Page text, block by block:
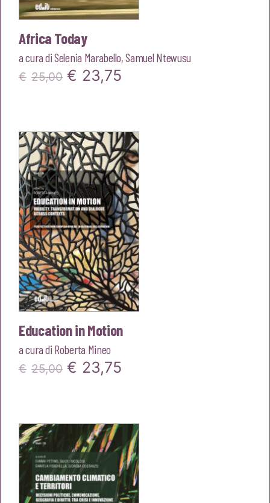
Africa Today
a cura diSelenia Marabello,Samuel Ntewusu
€ 25,00 Il
era:
€25,00.
€ 23,75
è:
€23,75.
Education in Motion
a cura di Roberta Mineo
€ 25,00 Il
era:
€25,00.
€ 23,75
è:
€23,75.